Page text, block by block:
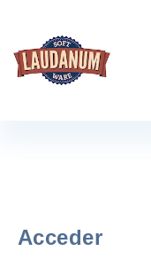
content
Acceder